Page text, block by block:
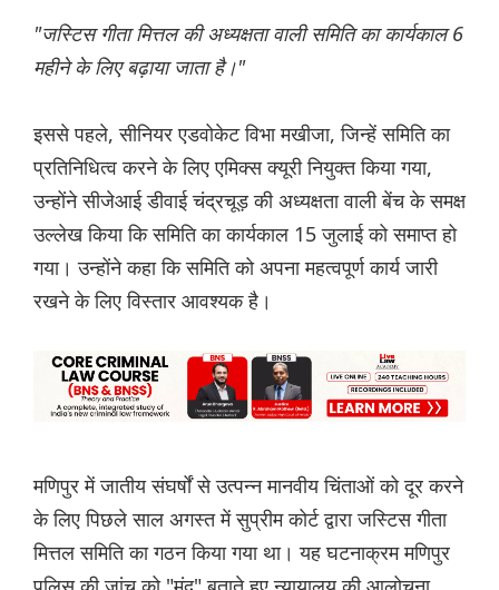
"जस्टिस गीता मित्तल की अध्यक्षता वाली समिति का कार्यकाल 6
महीने के लिए बढ़ाया जाता है।"
इससे पहले, सीनियर एडवोकेट विभा मखीजा, जिन्हें समिति का
प्रतिनिधित्व करने के लिए एमिक्स क्यूरी नियुक्त किया गया,
उन्होंने सीजेआई डीवाई चंद्रचूड़ की अध्यक्षता वाली बेंच के समक्ष
उल्लेख किया कि समिति का कार्यकाल 15 जुलाई को समाप्त हो
गया। उन्होंने कहा कि समिति को अपना महत्वपूर्ण कार्य जारी
रखने के लिए विस्तार आवश्यक है।
मणिपुर में जातीय संघर्षों से उत्पन्न मानवीय चिंताओं को दूर करने
के लिए पिछले साल अगस्त में सुप्रीम कोर्ट द्वारा जस्टिस गीता
मित्तल समिति का गठन किया गया था। यह घटनाक्रम मणिपुर